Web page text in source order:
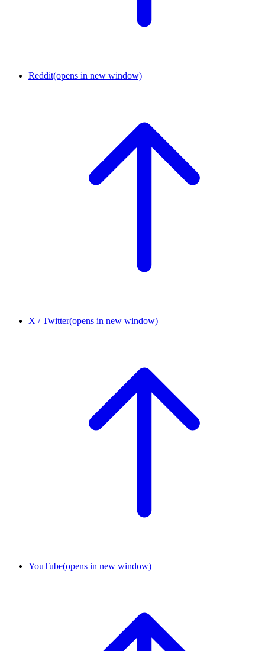
Reddit(opens in new window)
X / Twitter(opens in new window)
YouTube(opens in new window)